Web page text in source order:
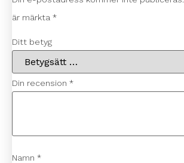
är märkta *
Ditt betyg
Din recension *
Namn *